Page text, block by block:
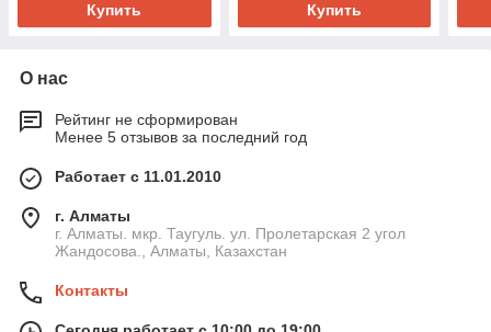
Купить Купить
О нас
Рейтинг не сформирован
Менее 5 отзывов за последний год
Работает с 11.01.2010
г. Алматы
г. Алматы. мкр. Таугуль. ул. Пролетарская 2 угол
Жандосова., Алматы, Казахстан
Контакты